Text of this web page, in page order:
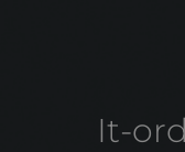
It-